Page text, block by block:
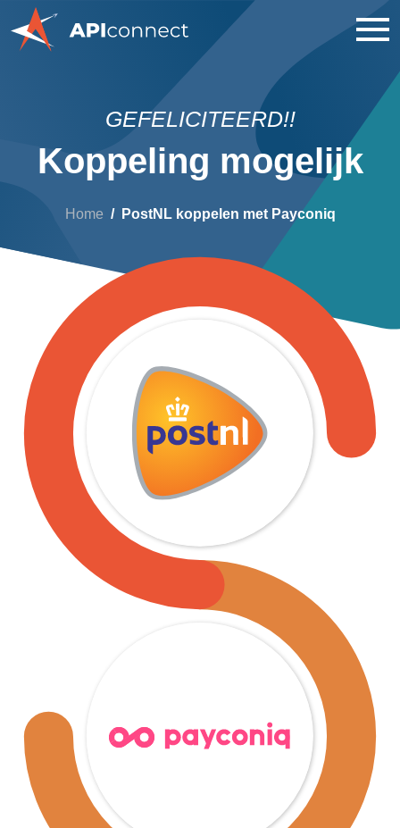
GEFELICITEERD!!
Koppeling mogelijk
Home PostNL koppelen met Payconiq